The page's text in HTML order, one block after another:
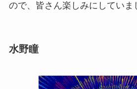
ので、皆さん楽しみにしていま
水野瞳